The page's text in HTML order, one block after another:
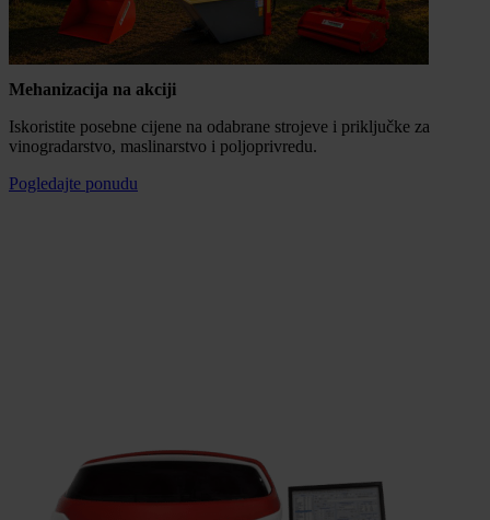
Mehanizacija na akciji
Iskoristite posebne cijene na odabrane strojeve i priključke za
vinogradarstvo, maslinarstvo i poljoprivredu.
Pogledajte ponudu